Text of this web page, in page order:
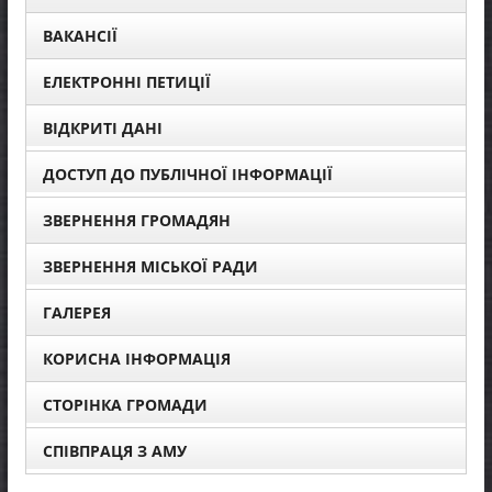
ВАКАНСІЇ
ЕЛЕКТРОННІ ПЕТИЦІЇ
ВІДКРИТІ ДАНІ
ДОСТУП ДО ПУБЛІЧНОЇ ІНФОРМАЦІЇ
ЗВЕРНЕННЯ ГРОМАДЯН
ЗВЕРНЕННЯ МІСЬКОЇ РАДИ
ГАЛЕРЕЯ
КОРИСНА ІНФОРМАЦІЯ
СТОРІНКА ГРОМАДИ
СПІВПРАЦЯ З АМУ